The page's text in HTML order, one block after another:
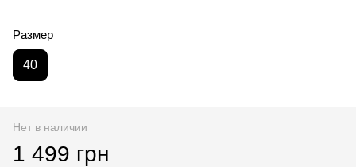
Размер
40
Нет в наличии
1 499 грн